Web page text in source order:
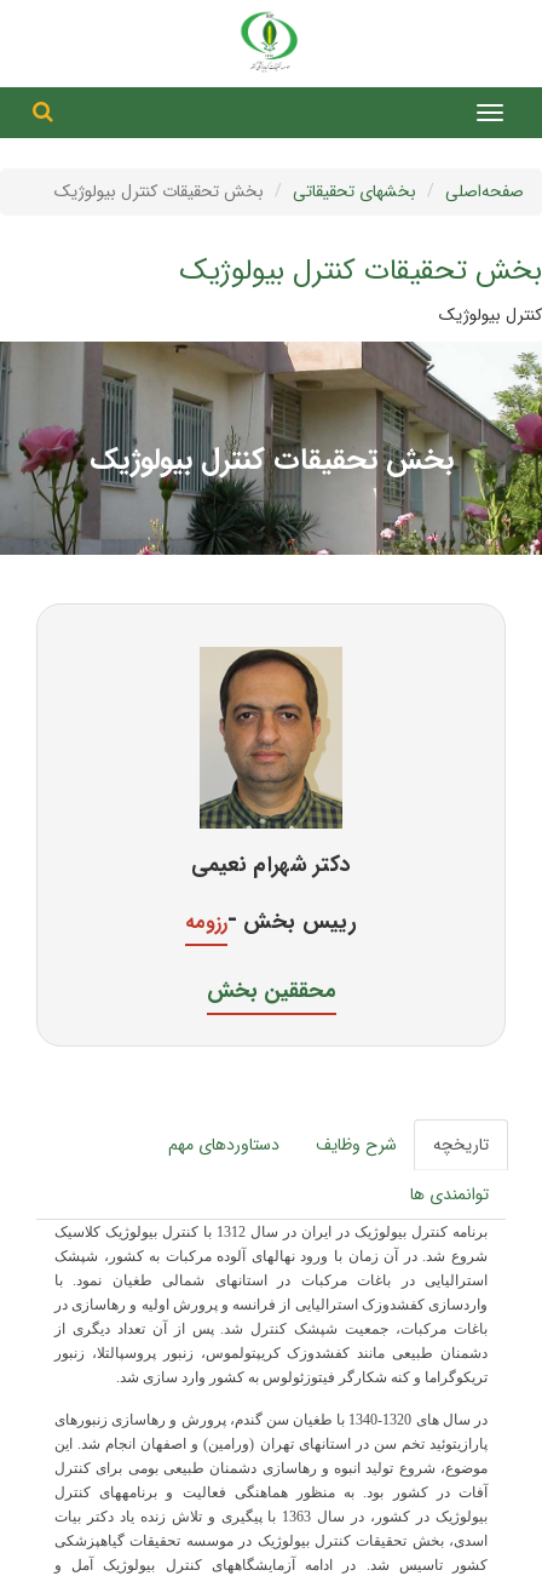
صفحه‌اصلی بخشهای تحقیقاتی بخش تحقیقات کنترل بیولوژیک
بخش تحقیقات کنترل بیولوژیک
کنترل بیولوژیک
بخش تحقیقات کنترل بیولوژیک
دکتر شهرام نعیمی
رییس بخش -رزومه
محققین بخش
تاریخچه شرح وظایف
دستاوردهای مهم
توانمندی ها
برنامه کنترل بیولوژیک در ایران در سال 1312 با کنترل بیولوژیک کلاسیک
شروع شد. در آن زمان با ورود نهال‏های آلوده مرکبات به کشور، شپشک
استرالیایی در باغات مرکبات در استان‏های شمالی طغیان نمود. با
واردسازی کفشدوزک استرالیایی از فرانسه و پرورش اولیه و رهاسازی در
باغات مرکبات، جمعیت شپشک کنترل شد. پس از آن تعداد دیگری از
دشمنان طبیعی مانند کفشدوزک کریپتولموس، زنبور پروسپالتلا، زنبور
تریکوگراما و کنه شکارگر فیتوزئولوس به کشور وارد سازی شد.
در سال های 1320-1340 با طغیان سن گندم، پرورش و رهاسازی زنبورهای
پارازیتوئید تخم سن در استان‏های تهران (ورامین) و اصفهان انجام شد. این
موضوع، شروع تولید انبوه و رهاسازی دشمنان طبیعی بومی برای کنترل
آفات در کشور بود. به منظور هماهنگی فعالیت‏ و برنامه‏های کنترل
بیولوژیک در کشور، در سال 1363 با پیگیری و تلاش زنده یاد دکتر بیات
اسدی، بخش تحقیقات کنترل بیولوژیک در موسسه تحقیقات گیاه‏پزشکی
کشور تاسیس شد. در ادامه آزمایشگاه‏های کنترل بیولوژیک آمل و